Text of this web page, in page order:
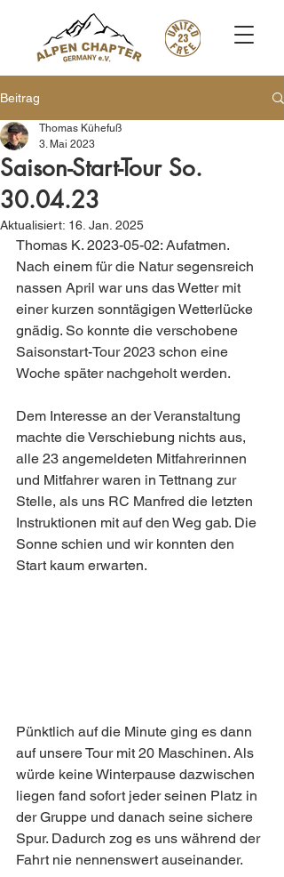
Beitrag
Saison-Start-Tour So.
30.04.23
Thomas Kühefuß
3. Mai 2023
Aktualisiert: 16. Jan. 2025
Thomas K. 2023-05-02: Aufatmen.
Nach einem für die Natur segensreich
nassen April war uns das Wetter mit
einer kurzen sonntägigen Wetterlücke
gnädig. So konnte die verschobene
Saisonstart-Tour 2023 schon eine
Woche später nachgeholt werden.
Dem Interesse an der Veranstaltung
machte die Verschiebung nichts aus,
alle 23 angemeldeten Mitfahrerinnen
und Mitfahrer waren in Tettnang zur
Stelle, als uns RC Manfred die letzten
Instruktionen mit auf den Weg gab. Die
Sonne schien und wir konnten den
Start kaum erwarten.
Pünktlich auf die Minute ging es dann
auf unsere Tour mit 20 Maschinen. Als
würde keine Winterpause dazwischen
liegen fand sofort jeder seinen Platz in
der Gruppe und danach seine sichere
Spur. Dadurch zog es uns während der
Fahrt nie nennenswert auseinander.